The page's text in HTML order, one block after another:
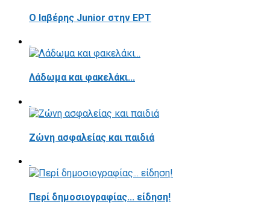
Ο Ιαβέρης Junior στην ΕΡΤ
Λάδωμα και φακελάκι...
Ζώνη ασφαλείας και παιδιά
Περί δημοσιογραφίας... είδηση!